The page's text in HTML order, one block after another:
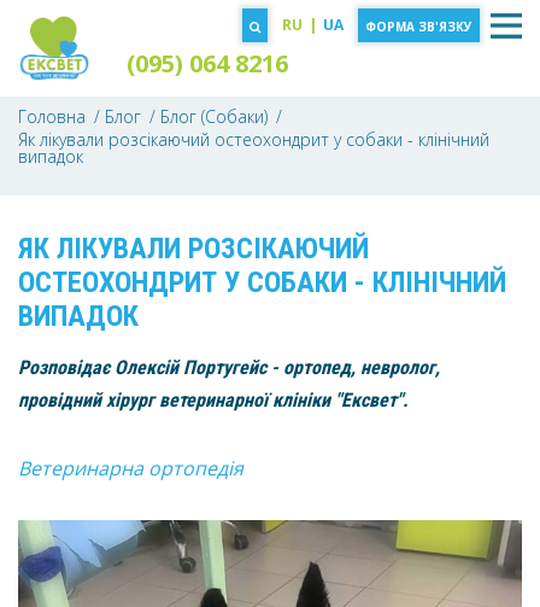
(095) 064 8216
RU | UA ФОРМА ЗВ'ЯЗКУ
Головна Блог
Блог (Собаки)
Як лікували розсікаючий остеохондрит у собаки - клінічний
випадок
ЯК ЛІКУВАЛИ РОЗСІКАЮЧИЙ
ОСТЕОХОНДРИТ У СОБАКИ - КЛІНІЧНИЙ
ВИПАДОК
Розповідає Олексій Португейс - ортопед, невролог,
провідний хірург ветеринарної клініки "Ексвет".
Ветеринарна ортопедія